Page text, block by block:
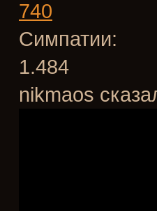
740
Симпатии:
1.484
nikmaos